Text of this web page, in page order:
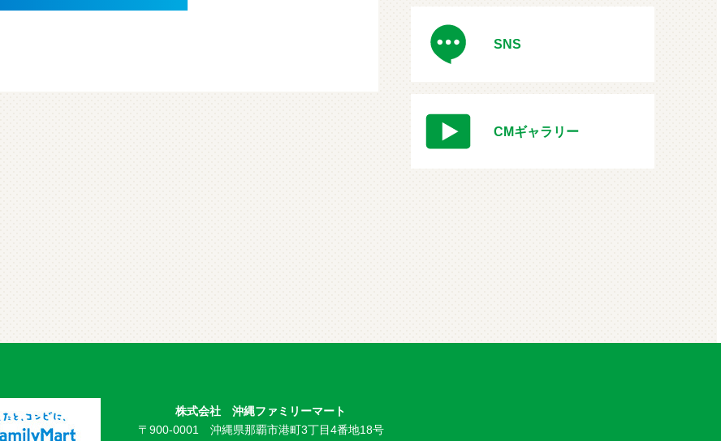
SNS
CMギャラリー
株式会社 沖縄ファミリーマート
〒900-0001 沖縄県那覇市港町3丁目4番地18号